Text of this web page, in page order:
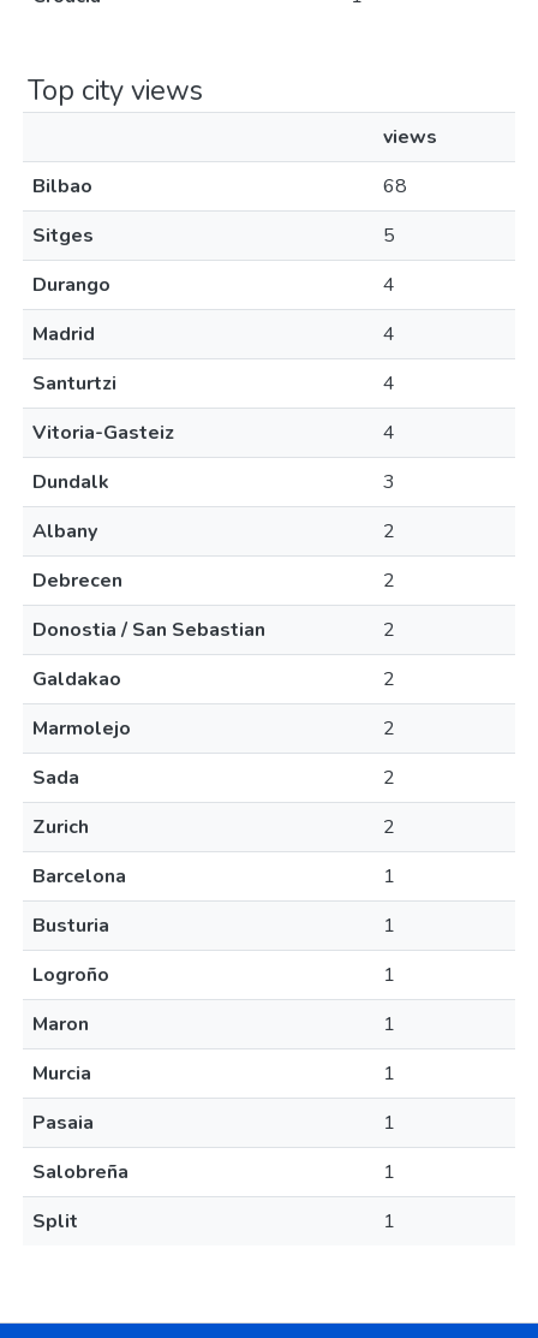
Top city views
views
Bilbao
68
Sitges
5
Durango
4
Madrid
4
Santurtzi
4
Vitoria-Gasteiz
4
Dundalk
3
Albany
2
Debrecen
2
Donostia / San Sebastian
2
Galdakao
2
Marmolejo
2
Sada
2
Zurich
2
Barcelona
1
Busturia
1
Logroño
1
Maron
1
Murcia
1
Pasaia
1
Salobreña
1
Split
1